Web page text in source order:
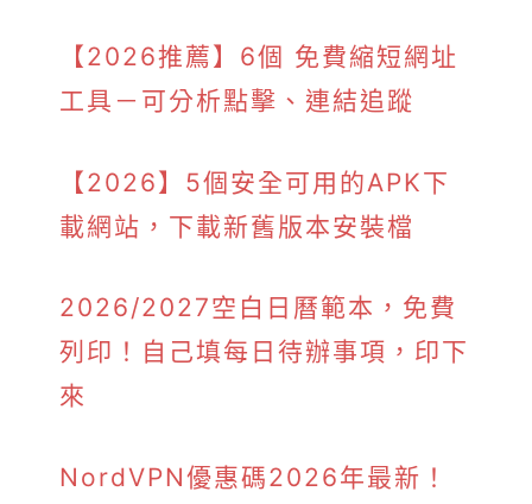
【2026推薦】6個 免費縮短網址
工具－可分析點擊、連結追蹤
【2026】5個安全可用的APK下
載網站，下載新舊版本安裝檔
2026/2027空白日曆範本，免費
列印！自己填每日待辦事項，印下
來
NordVPN優惠碼2026年最新！